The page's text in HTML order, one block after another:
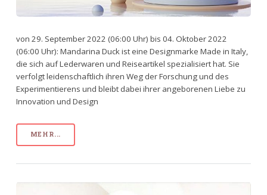
von 29. September 2022 (06:00 Uhr) bis 04. Oktober 2022
(06:00 Uhr): Mandarina Duck ist eine Designmarke Made in Italy,
die sich auf Lederwaren und Reiseartikel spezialisiert hat. Sie
verfolgt leidenschaftlich ihren Weg der Forschung und des
Experimentierens und bleibt dabei ihrer angeborenen Liebe zu
Innovation und Design
MEHR...